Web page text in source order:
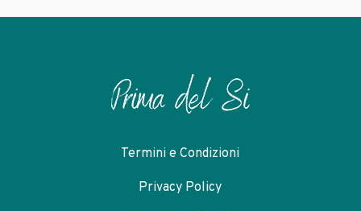
Le
Termini e Condizioni
Privacy Policy